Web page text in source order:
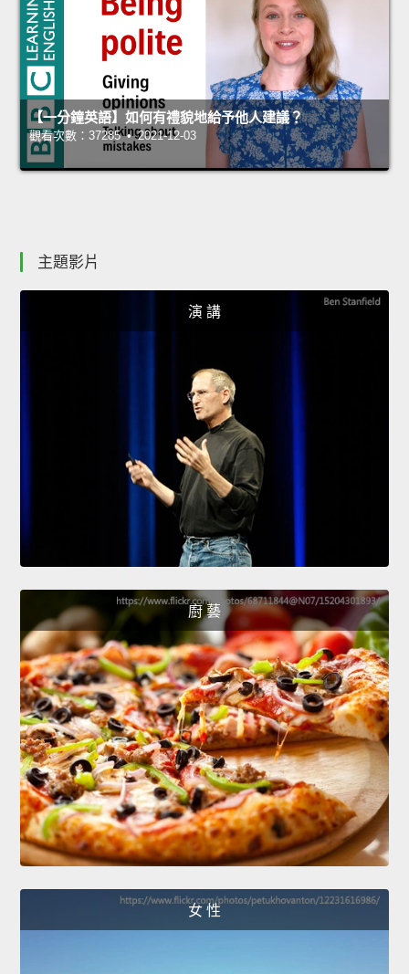
【一分鐘英語】如何有禮貌地給予他人建議？
觀看次數：37285 • 2021-12-03
主題影片
演 講
廚 藝
女 性